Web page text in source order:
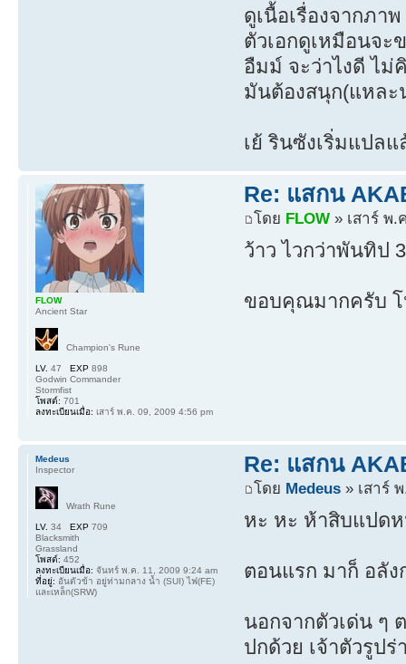
ดูเนื้อเรื่องจากภา
ตัวเอกดูเหมือนจะ
อืมม์ จะว่าไงดี ไม่
มันต้องสนุก(แหละ
เย้ รินซังเริ่มแปล
Re: แสกน
โดย FLOW » เสาร์ พ.
ว้าว ไวกว่าพันทิป
ขอบคุณมากครับ
FLOW
Ancient Star
Champion's Rune
LV. 47 EXP 898
Godwin Commander
Stormfist
โพสต์: 701
ลงทะเบียนเมื่อ: เสาร์ พ.ค. 09, 2009 4:56 pm
Re: แสกน
โดย Medeus » เสาร์
หะ หะ ห้าสิบแปด
ตอนแรก มาก็ อลัง
นอกจากตัวเด่น ๆ
ปกด้วย เจ้าตัวรูป
Medeus
Inspector
Wrath Rune
LV. 34 EXP 709
Blacksmith
Grassland
โพสต์: 452
ลงทะเบียนเมื่อ: จันทร์ พ.ค. 11, 2009 9:24 am
ที่อยู่: อันตัวข้า อยู่ท่ามกลาง น้ำ (SUI) ไฟ(FE)
และเหล็ก(SRW)